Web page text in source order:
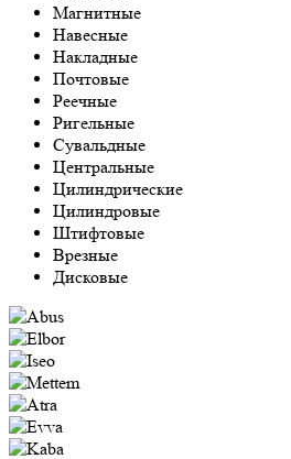
Магнитные
Навесные
Накладные
Почтовые
Реечные
Ригельные
Сувальдные
Центральные
Цилиндрические
Цилиндровые
Штифтовые
Врезные
Дисковые